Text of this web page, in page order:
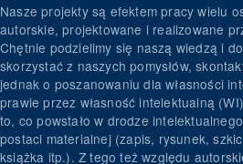
Nasze projekty są efektem pracy wielu
autorskie, projektowane i realizowane
Chętnie podzielimy się naszą wiedzą i
skorzystać z naszych pomysłów,
jednak o poszanowaniu dla własności
prawie przez własność intelektualną
to, co powstało w drodze
postaci materialnej (zapis, rysunek,
książka itp.). Z tego też względu